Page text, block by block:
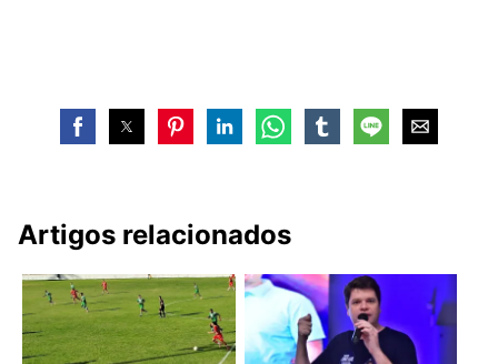
Artigos relacionados